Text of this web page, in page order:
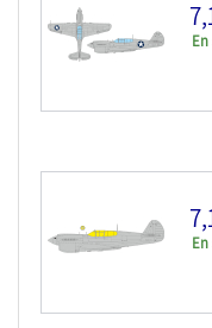
Eduard Express Mask
Eduard Express Mask